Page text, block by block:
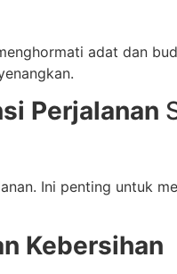
adat dan
Perjalanan
Ini penting untuk
Kebersihan